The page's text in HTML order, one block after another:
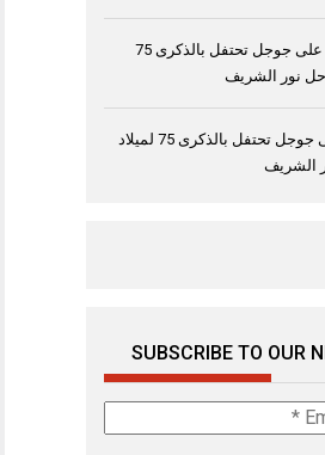
على
جوجل تحتفل بالذكرى 75
نور الشريف
جوجل تحتفل بالذكرى 75 لميلاد
الشريف
SUBSCRIBE TO OUR